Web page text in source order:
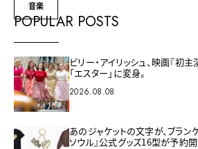
音楽
POPULAR POSTS
ビリー・アイリッシュ、映画『初
「エスター」に変身。
2026.08.08
あのジャケットの文字が、ブラン
ソウル』公式グッズ16型が予約